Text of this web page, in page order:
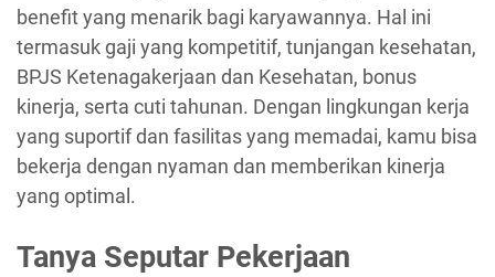
benefit yang menarik bagi karyawannya. Hal ini
termasuk gaji yang kompetitif, tunjangan kesehatan,
BPJS Ketenagakerjaan dan Kesehatan, bonus
kinerja, serta cuti tahunan. Dengan lingkungan kerja
yang suportif dan fasilitas yang memadai, kamu bisa
bekerja dengan nyaman dan memberikan kinerja
yang optimal.
Tanya Seputar Pekerjaan